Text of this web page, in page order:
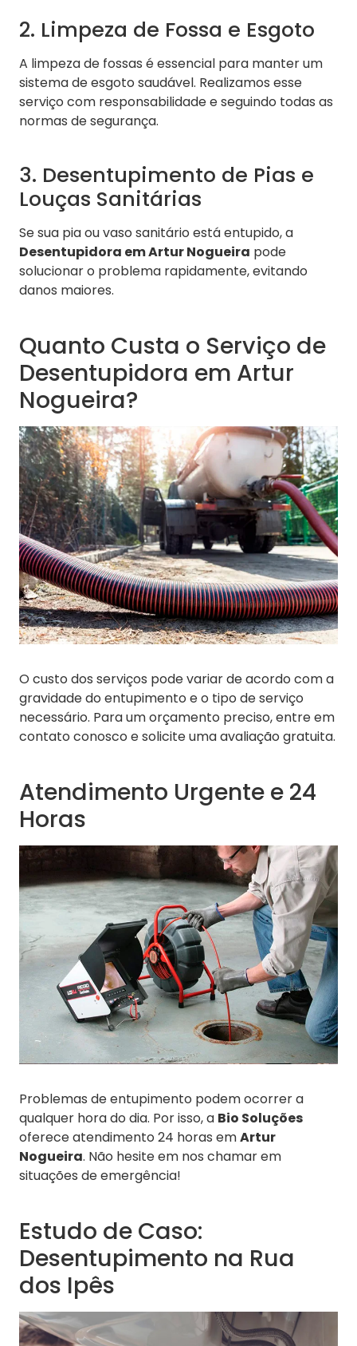
2. Limpeza de Fossa e Esgoto
A limpeza de fossas é essencial para manter um
sistema de esgoto saudável. Realizamos esse
serviço com responsabilidade e seguindo todas as
normas de segurança.
3. Desentupimento de Pias e
Louças Sanitárias
Se sua pia ou vaso sanitário está entupido, a
Desentupidora em Artur Nogueira pode
solucionar o problema rapidamente, evitando
danos maiores.
Quanto Custa o Serviço de
Desentupidora em Artur
Nogueira?
O custo dos serviços pode variar de acordo com a
gravidade do entupimento e o tipo de serviço
necessário. Para um orçamento preciso, entre em
contato conosco e solicite uma avaliação gratuita.
Atendimento Urgente e 24
Horas
Problemas de entupimento podem ocorrer a
qualquer hora do dia. Por isso, a Bio Soluções
oferece atendimento 24 horas emArtur
Nogueira. Não hesite em nos chamar em
situações de emergência!
Estudo de Caso:
Desentupimento na Rua
dos Ipês